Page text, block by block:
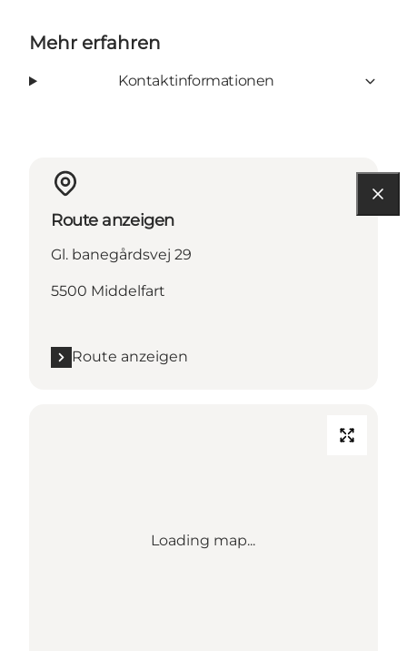
Mehr erfahren
Kontaktinformationen
Route anzeigen
Gl. banegårdsvej 29
5500 Middelfart
Route anzeigen
Loading map...